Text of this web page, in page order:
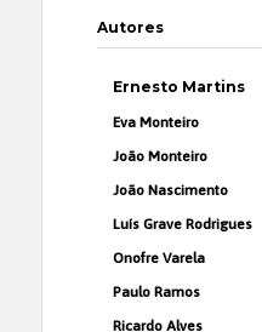
Autores
Ernesto Martins
Eva Monteiro
João Monteiro
João Nascimento
Luís Grave Rodrigues
Onofre Varela
Paulo Ramos
Ricardo Alves